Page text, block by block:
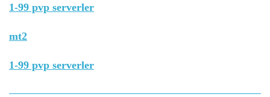
1-99 pvp serverler
mt2
1-99 pvp serverler